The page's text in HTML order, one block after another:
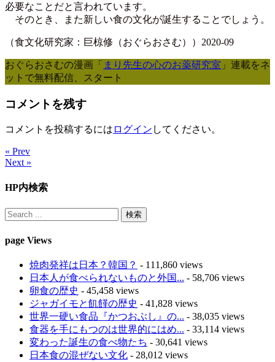
必要なことだと言われています。
そのとき、また新しい食の文化が誕生することでしょう。
（食文化研究家：巨椋修（おぐらおさむ））2020-09
おぐらおさむの漫画「 まり先生の心のお薬研究室 」連載をネ
ットで無料配信、スタート
コメントを残す
コメントを投稿するには ログイン してください。
« Prev
Next »
HP内検索
page Views
焼肉発祥は日本？韓国？ - 111,860 views
日本人が食べられないものと外国... - 58,706 views
卵食の歴史 - 45,458 views
ジャガイモと飢饉の歴史 - 41,828 views
世界一硬い食品『かつおぶし』の... - 38,035 views
食器を手にもつのは世界的にはめ... - 33,114 views
変わった誕生の食べ物たち - 30,641 views
日本食の混ぜない文化 - 28,012 views